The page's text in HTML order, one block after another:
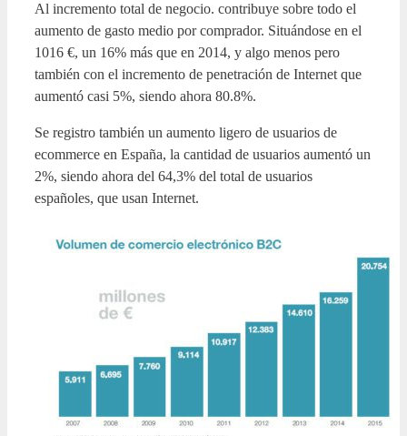
Al incremento total de negocio. contribuye sobre todo el
aumento de gasto medio por comprador. Situándose en el
1016 €, un 16% más que en 2014, y algo menos pero
también con el incremento de penetración de Internet que
aumentó casi 5%, siendo ahora 80.8%.
Se registro también un aumento ligero de usuarios de
ecommerce en España, la cantidad de usuarios aumentó un
2%, siendo ahora del 64,3% del total de usuarios
españoles, que usan Internet.